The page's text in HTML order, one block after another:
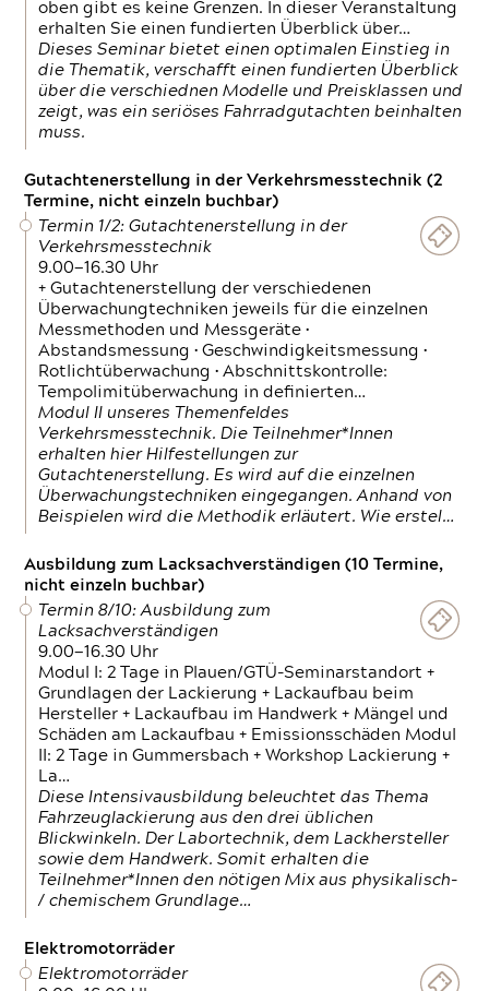
oben gibt es keine Grenzen. In dieser Veranstaltung
erhalten Sie einen fundierten Überblick über…
Dieses Seminar bietet einen optimalen Einstieg in
die Thematik, verschafft einen fundierten Überblick
über die verschiednen Modelle und Preisklassen und
zeigt, was ein seriöses Fahrradgutachten beinhalten
muss.
Gutachtenerstellung in der Verkehrsmesstechnik (2
Termine, nicht einzeln buchbar)
Termin 1/2: Gutachtenerstellung in der
Verkehrsmesstechnik
9.00—16.30 Uhr
+ Gutachtenerstellung der verschiedenen
Überwachungtechniken jeweils für die einzelnen
Messmethoden und Messgeräte •
Abstandsmessung • Geschwindigkeitsmessung •
Rotlichtüberwachung • Abschnittskontrolle:
Tempolimitüberwachung in definierten…
Modul II unseres Themenfeldes
Verkehrsmesstechnik. Die Teilnehmer*Innen
erhalten hier Hilfestellungen zur
Gutachtenerstellung. Es wird auf die einzelnen
Überwachungstechniken eingegangen. Anhand von
Beispielen wird die Methodik erläutert. Wie erstel…
Ausbildung zum Lacksachverständigen (10 Termine,
nicht einzeln buchbar)
Termin 8/10: Ausbildung zum
Lacksachverständigen
9.00—16.30 Uhr
Modul I: 2 Tage in Plauen/GTÜ-Seminarstandort +
Grundlagen der Lackierung + Lackaufbau beim
Hersteller + Lackaufbau im Handwerk + Mängel und
Schäden am Lackaufbau + Emissionsschäden Modul
II: 2 Tage in Gummersbach + Workshop Lackierung +
La…
Diese Intensivausbildung beleuchtet das Thema
Fahrzeuglackierung aus den drei üblichen
Blickwinkeln. Der Labortechnik, dem Lackhersteller
sowie dem Handwerk. Somit erhalten die
Teilnehmer*Innen den nötigen Mix aus physikalisch-
/ chemischem Grundlage…
Elektromotorräder
Elektromotorräder